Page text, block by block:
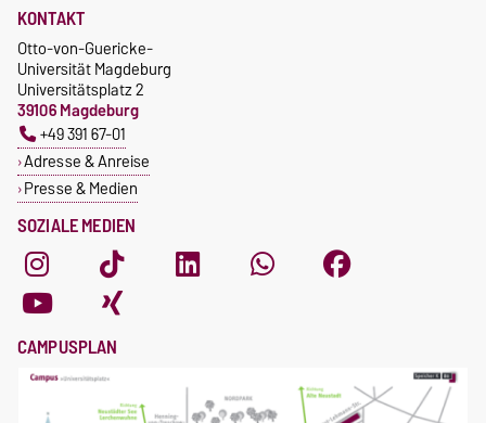
SOZIALE MEDIEN
KONTAKT
Otto-von-Guericke-
Universität Magdeburg
Universitätsplatz 2
39106 Magdeburg
+49 391 67-01
Adresse & Anreise
Presse & Medien
CAMPUSPLAN